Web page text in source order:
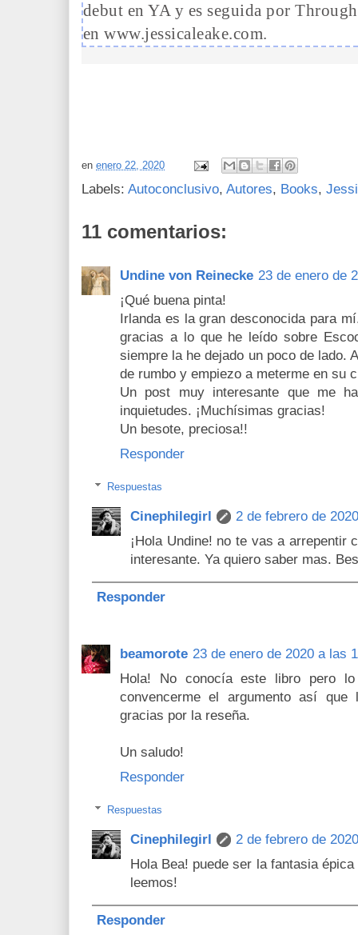
debut en YA y es seguida por
en www.jessicaleake.com.
en enero 22, 2020
Labels: Autoconclusivo, Autores, Books,
11 comentarios:
Undine von Reinecke 23 de enero de
¡Qué buena pinta!
Irlanda es la gran desconocida para
gracias a lo que he leído sobre
siempre la he dejado un poco de lado.
de rumbo y empiezo a meterme en su
Un post muy interesante que me
inquietudes. ¡Muchísimas gracias!
Un besote, preciosa!!
Responder
Respuestas
Cinephilegirl
2 de febrero de
¡Hola Undine! no te vas a arrepentir
interesante. Ya quiero saber mas.
Responder
beamorote 23 de enero de 2020 a las
Hola! No conocía este libro pero
convencerme el argumento así
gracias por la reseña.
Un saludo!
Responder
Respuestas
Cinephilegirl
2 de febrero de
Hola Bea! puede ser la fantasia
leemos!
Responder